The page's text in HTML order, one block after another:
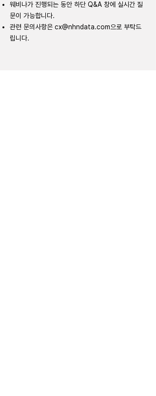
웨비나가 진행되는 동안 하단 Q&A 창에 실시간 질
문이 가능합니다.
관련 문의사항은 cx@nhndata.com으로 부탁드
립니다.